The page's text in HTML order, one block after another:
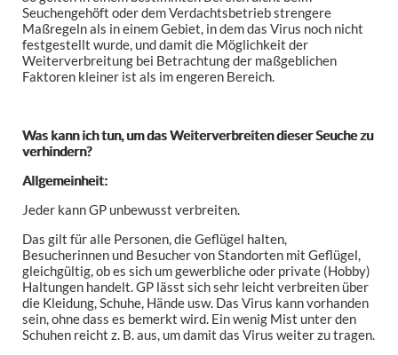
Seuchengehöft oder dem Verdachtsbetrieb strengere
Maßregeln als in einem Gebiet, in dem das Virus noch nicht
festgestellt wurde, und damit die Möglichkeit der
Weiterverbreitung bei Betrachtung der maßgeblichen
Faktoren kleiner ist als im engeren Bereich.
Was kann ich tun, um das Weiterverbreiten dieser Seuche zu
verhindern?
Allgemeinheit:
Jeder kann GP unbewusst verbreiten.
Das gilt für alle Personen, die Geflügel halten,
Besucherinnen und Besucher von Standorten mit Geflügel,
gleichgültig, ob es sich um gewerbliche oder private (Hobby)
Haltungen handelt. GP lässt sich sehr leicht verbreiten über
die Kleidung, Schuhe, Hände usw. Das Virus kann vorhanden
sein, ohne dass es bemerkt wird. Ein wenig Mist unter den
Schuhen reicht z. B. aus, um damit das Virus weiter zu tragen.